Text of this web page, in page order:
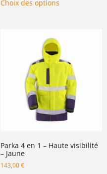
Choix des options
Parka 4 en 1 – Haute visibilité
– Jaune
143,00€